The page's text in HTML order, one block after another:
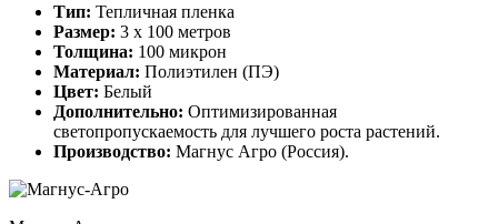
Тип: Тепличная пленка
Размер: 3 х 100 метров
Толщина: 100 микрон
Материал: Полиэтилен (ПЭ)
Цвет: Белый
Дополнительно: Оптимизированная
светопропускаемость для лучшего роста растений.
Производство: Магнус Агро (Россия).